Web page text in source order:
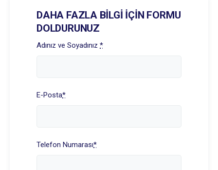
DAHA FAZLA BİLGİ İÇİN FORMU
DOLDURUNUZ
Adınız ve Soyadınız *
E-Posta*
Telefon Numarası*